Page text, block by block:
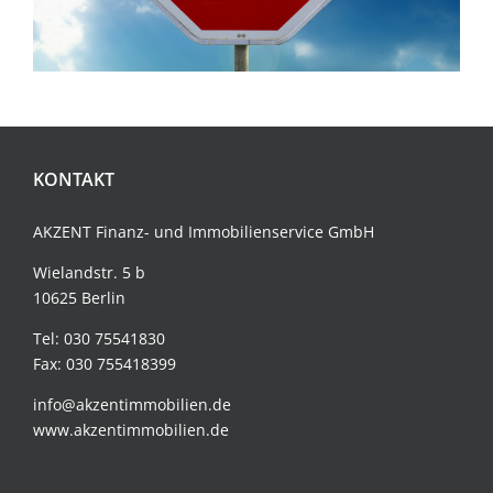
KONTAKT
AKZENT Finanz- und Immobilienservice GmbH
Wielandstr. 5 b
10625 Berlin
Tel: 030 75541830
Fax: 030 755418399
info@akzentimmobilien.de
www.akzentimmobilien.de